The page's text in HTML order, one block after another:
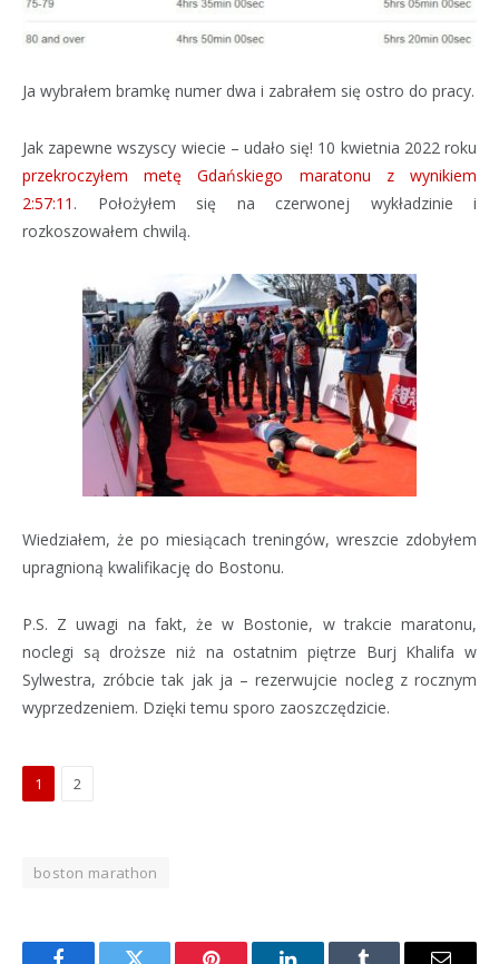
Ja wybrałem bramkę numer dwa i zabrałem się ostro do pracy.
Jak zapewne wszyscy wiecie – udało się! 10 kwietnia 2022 roku
przekroczyłem metę Gdańskiego maratonu z wynikiem
2:57:11 . Położyłem się na czerwonej wykładzinie i
rozkoszowałem chwilą.
Wiedziałem, że po miesiącach treningów, wreszcie zdobyłem
upragnioną kwalifikację do Bostonu.
P.S. Z uwagi na fakt, że w Bostonie, w trakcie maratonu,
noclegi są droższe niż na ostatnim piętrze Burj Khalifa w
Sylwestra, zróbcie tak jak ja – rezerwujcie nocleg z rocznym
wyprzedzeniem. Dzięki temu sporo zaoszczędzicie.
1 2
boston marathon